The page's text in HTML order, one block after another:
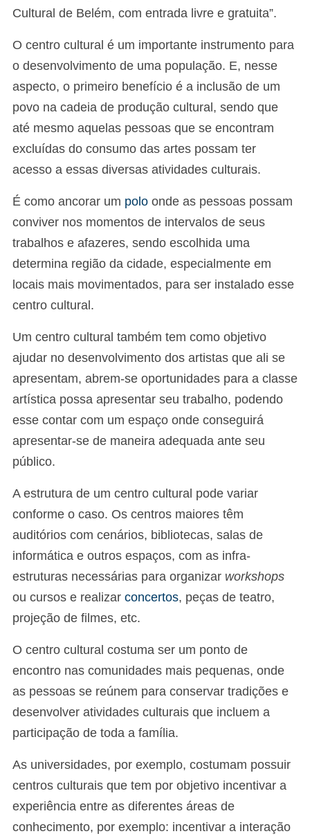
Cultural de Belém, com entrada livre e gratuita”.
O centro cultural é um importante instrumento para
o desenvolvimento de uma população. E, nesse
aspecto, o primeiro benefício é a inclusão de um
povo na cadeia de produção cultural, sendo que
até mesmo aquelas pessoas que se encontram
excluídas do consumo das artes possam ter
acesso a essas diversas atividades culturais.
É como ancorar um polo onde as pessoas possam
conviver nos momentos de intervalos de seus
trabalhos e afazeres, sendo escolhida uma
determina região da cidade, especialmente em
locais mais movimentados, para ser instalado esse
centro cultural.
Um centro cultural também tem como objetivo
ajudar no desenvolvimento dos artistas que ali se
apresentam, abrem-se oportunidades para a classe
artística possa apresentar seu trabalho, podendo
esse contar com um espaço onde conseguirá
apresentar-se de maneira adequada ante seu
público.
A estrutura de um centro cultural pode variar
conforme o caso. Os centros maiores têm
auditórios com cenários, bibliotecas, salas de
informática e outros espaços, com as infra-
estruturas necessárias para organizar workshops
ou cursos e realizar concertos, peças de teatro,
projeção de filmes, etc.
O centro cultural costuma ser um ponto de
encontro nas comunidades mais pequenas, onde
as pessoas se reúnem para conservar tradições e
desenvolver atividades culturais que incluem a
participação de toda a família.
As universidades, por exemplo, costumam possuir
centros culturais que tem por objetivo incentivar a
experiência entre as diferentes áreas de
conhecimento, por exemplo: incentivar a interação